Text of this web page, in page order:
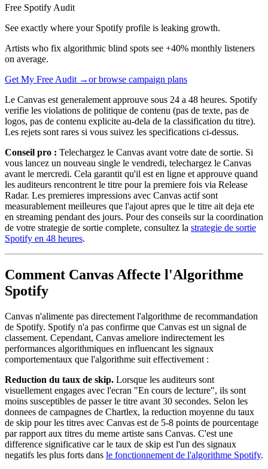
Free Spotify Audit
See exactly where your Spotify profile is leaking growth.
Artists who fix algorithmic blind spots see +40% monthly listeners
on average.
Get My Free Audit →or browse campaign plans
Le Canvas est generalement approuve sous 24 a 48 heures. Spotify
verifie les violations de politique de contenu (pas de texte, pas de
logos, pas de contenu explicite au-dela de la classification du titre).
Les rejets sont rares si vous suivez les specifications ci-dessus.
Conseil pro : Telechargez le Canvas avant votre date de sortie. Si
vous lancez un nouveau single le vendredi, telechargez le Canvas
avant le mercredi. Cela garantit qu'il est en ligne et approuve quand
les auditeurs rencontrent le titre pour la premiere fois via Release
Radar. Les premieres impressions avec Canvas actif sont
measurablement meilleures que l'ajout apres que le titre ait deja ete
en streaming pendant des jours. Pour des conseils sur la coordination
de votre strategie de sortie complete, consultez la strategie de sortie
Spotify en 48 heures.
Comment Canvas Affecte l'Algorithme
Spotify
Canvas n'alimente pas directement l'algorithme de recommandation
de Spotify. Spotify n'a pas confirme que Canvas est un signal de
classement. Cependant, Canvas ameliore indirectement les
performances algorithmiques en influencant les signaux
comportementaux que l'algorithme suit effectivement :
Reduction du taux de skip. Lorsque les auditeurs sont
visuellement engages avec l'ecran "En cours de lecture", ils sont
moins susceptibles de passer le titre avant 30 secondes. Selon les
donnees de campagnes de Chartlex, la reduction moyenne du taux
de skip pour les titres avec Canvas est de 5-8 points de pourcentage
par rapport aux titres du meme artiste sans Canvas. C'est une
difference significative car le taux de skip est l'un des signaux
negatifs les plus forts dans le fonctionnement de l'algorithme Spotify.